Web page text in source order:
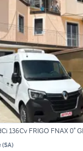
136Cv FRIGO FNAX 0°
(SA)